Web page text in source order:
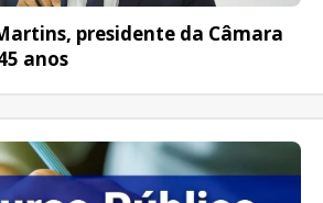
presidente da Câmara
anos